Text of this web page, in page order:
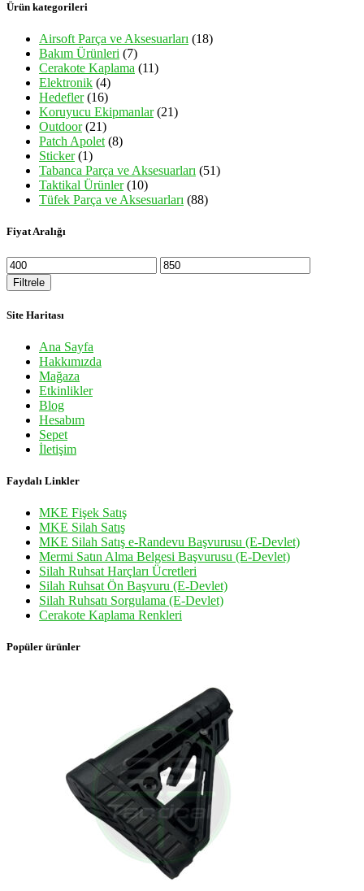
Ürün kategorileri
Airsoft Parça ve Aksesuarları (18)
Bakım Ürünleri (7)
Cerakote Kaplama (11)
Elektronik (4)
Hedefler (16)
Koruyucu Ekipmanlar (21)
Outdoor (21)
Patch Apolet (8)
Sticker (1)
Tabanca Parça ve Aksesuarları (51)
Taktikal Ürünler (10)
Tüfek Parça ve Aksesuarları (88)
Fiyat Aralığı
En
düşük
fiyat
En
yüksek
Filtrele
Site Haritası
Ana Sayfa
Hakkımızda
Mağaza
Etkinlikler
Blog
Hesabım
Sepet
İletişim
Faydalı Linkler
MKE Fişek Satış
MKE Silah Satış
MKE Silah Satış e-Randevu Başvurusu (E-Devlet)
Mermi Satın Alma Belgesi Başvurusu (E-Devlet)
Silah Ruhsat Harçları Ücretleri
Silah Ruhsat Ön Başvuru (E-Devlet)
Silah Ruhsatı Sorgulama (E-Devlet)
Cerakote Kaplama Renkleri
Popüler ürünler